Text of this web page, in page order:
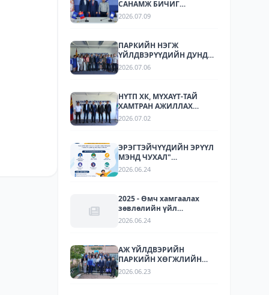
САНАМЖ БИЧИГ
БАЙГУУЛЛАА
2026.07.09
ПАРКИЙН НЭГЖ
ҮЙЛДВЭРҮҮДИЙН ДУНД
СТАНДАРТЧИЛАЛ,
СУРГАЛТ, МЭДЭЭЛЛИЙН
АРГА ХЭМЖЭЭ ЗОХИОН
2026.07.06
НҮТП ХК, МҮХАҮТ-ТАЙ
ХАМТРАН АЖИЛЛАХ
БОЛОМЖУУДЫГ
2026.07.02
ЭРЭГТЭЙЧҮҮДИЙН ЭРҮҮЛ
МЭНД ЧУХАЛ"
НӨЛӨӨЛЛИЙН АЯН
2026.06.24
2025 - Өмч хамгаалах
зөвлөлийн үйл
ажиллагаа
2026.06.24
АЖ ҮЙЛДВЭРИЙН
ПАРКИЙН ХӨГЖЛИЙН
ТУРШЛАГА СОЛИЛЦОХ
2026.06.23